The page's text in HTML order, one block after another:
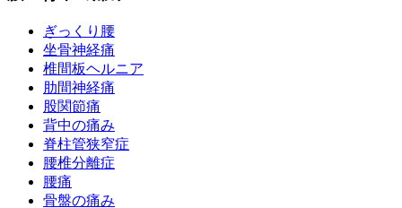
ぎっくり腰
坐骨神経痛
椎間板ヘルニア
肋間神経痛
股関節痛
背中の痛み
脊柱管狭窄症
腰椎分離症
腰痛
骨盤の痛み